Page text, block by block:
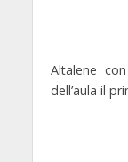
Altalene
dell’aula il